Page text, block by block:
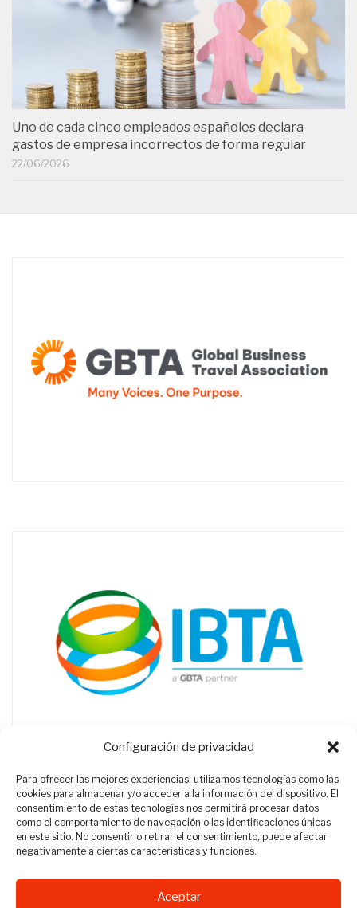
Configuración de privacidad
Para ofrecer las mejores experiencias, utilizamos tecnologías como las
cookies para almacenar y/o acceder a la información del dispositivo. El
consentimiento de estas tecnologías nos permitirá procesar datos
como el comportamiento de navegación o las identificaciones únicas
en este sitio. No consentir o retirar el consentimiento, puede afectar
negativamente a ciertas características y funciones.
Aceptar
Uno de cada cinco empleados españoles declara
gastos de empresa incorrectos de forma regular
22/06/2026